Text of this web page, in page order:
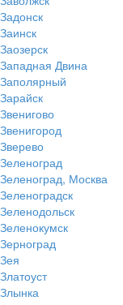
Задонск
Заинск
Заозерск
Западная Двина
Заполярный
Зарайск
Звенигово
Звенигород
Зверево
Зеленоград
Зеленоград, Москва
Зеленоградск
Зеленодольск
Зеленокумск
Зерноград
Зея
Златоуст
Злынка